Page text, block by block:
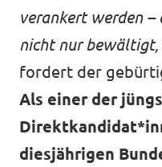
verankert werden
nicht nur bewältigt,
fordert der
Als einer der
diesjährigen